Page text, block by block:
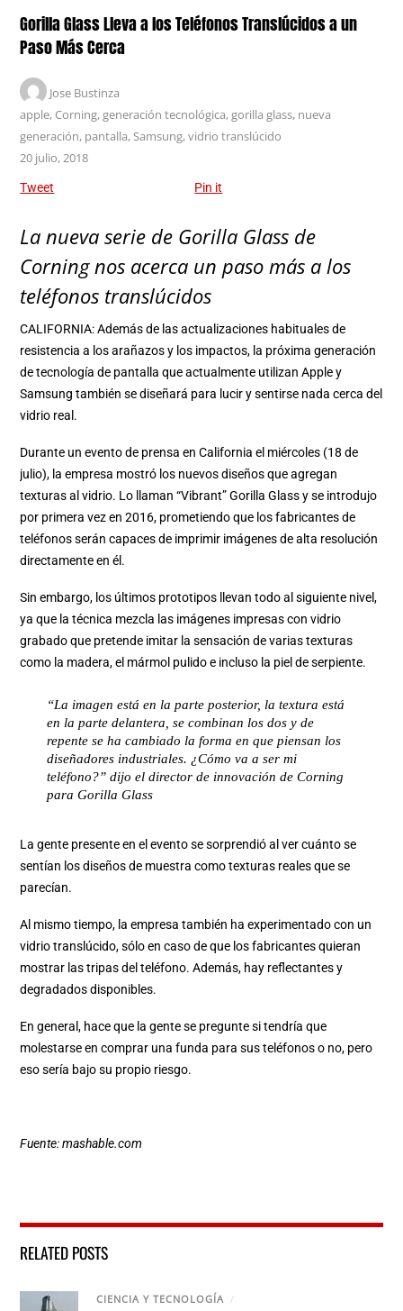
Gorilla Glass Lleva a los Teléfonos Translúcidos a un
Paso Más Cerca
Jose Bustinza
apple, Corning,generación tecnológica,gorilla glass, nueva
generación, pantalla,Samsung,vidrio translúcido
20 julio, 2018
Tweet Pin it
La nueva serie de Gorilla Glass de
Corning nos acerca un paso más a los
teléfonos translúcidos
CALIFORNIA: Además de las actualizaciones habituales de
resistencia a los arañazos y los impactos, la próxima generación
de tecnología de pantalla que actualmente utilizan Apple y
Samsung también se diseñará para lucir y sentirse nada cerca del
vidrio real.
Durante un evento de prensa en California el miércoles (18 de
julio), la empresa mostró los nuevos diseños que agregan
texturas al vidrio. Lo llaman “Vibrant” Gorilla Glass y se introdujo
por primera vez en 2016, prometiendo que los fabricantes de
teléfonos serán capaces de imprimir imágenes de alta resolución
directamente en él.
Sin embargo, los últimos prototipos llevan todo al siguiente nivel,
ya que la técnica mezcla las imágenes impresas con vidrio
grabado que pretende imitar la sensación de varias texturas
como la madera, el mármol pulido e incluso la piel de serpiente.
“La imagen está en la parte posterior, la textura está
en la parte delantera, se combinan los dos y de
repente se ha cambiado la forma en que piensan los
diseñadores industriales. ¿Cómo va a ser mi
teléfono?” dijo el director de innovación de Corning
para Gorilla Glass
La gente presente en el evento se sorprendió al ver cuánto se
sentían los diseños de muestra como texturas reales que se
parecían.
Al mismo tiempo, la empresa también ha experimentado con un
vidrio translúcido, sólo en caso de que los fabricantes quieran
mostrar las tripas del teléfono. Además, hay reflectantes y
degradados disponibles.
En general, hace que la gente se pregunte si tendría que
molestarse en comprar una funda para sus teléfonos o no, pero
eso sería bajo su propio riesgo.
Fuente: mashable.com
RELATED POSTS
CIENCIA Y TECNOLOGÍA /